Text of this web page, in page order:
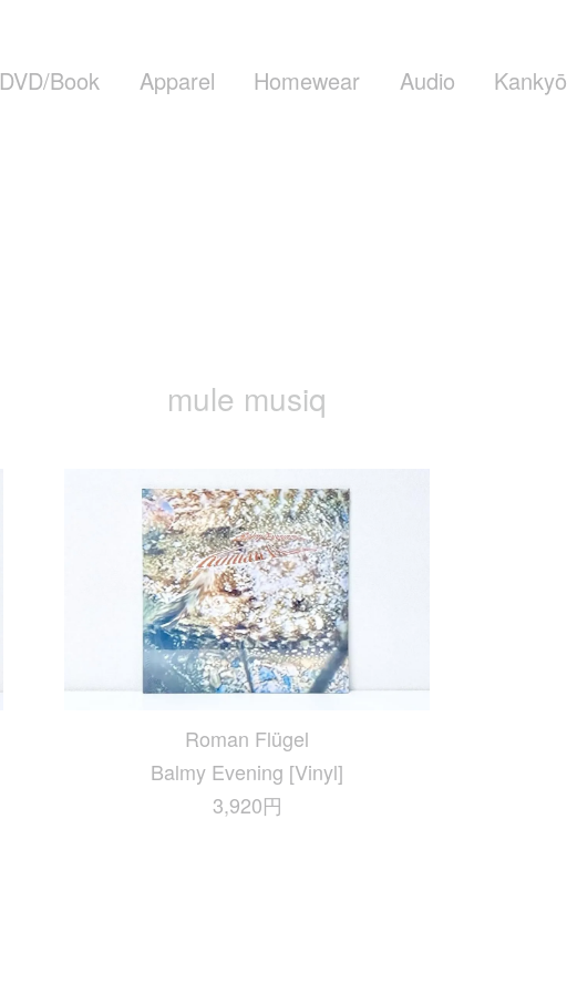
DVD/Book Apparel Homewear Audio Kankyō
mule musiq
Roman Flügel
Balmy Evening [Vinyl]
3,920円